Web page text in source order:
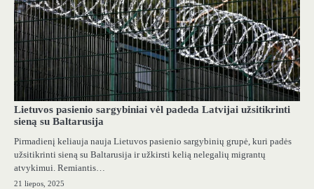
Lietuvos pasienio sargybiniai vėl padeda Latvijai užsitikrinti
sieną su Baltarusija
Pirmadienį keliauja nauja Lietuvos pasienio sargybinių grupė, kuri padės
užsitikrinti sieną su Baltarusija ir užkirsti kelią nelegalių migrantų
atvykimui. Remiantis…
21 liepos, 2025